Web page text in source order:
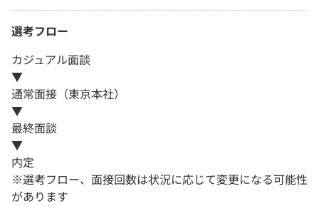
選考フロー
カジュアル面談
▼
通常面接（東京本社）
▼
最終面談
▼
内定
※選考フロー、面接回数は状況に応じて変更になる可能性
があります